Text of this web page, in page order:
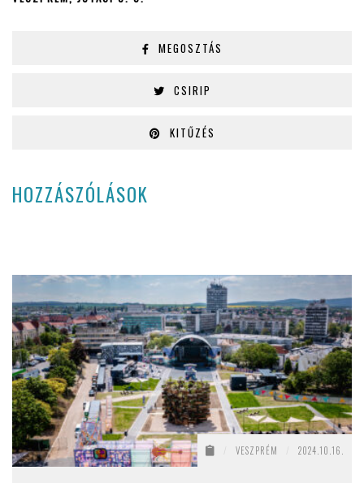
MEGOSZTÁS
CSIRIP
KITŰZÉS
HOZZÁSZÓLÁSOK
VESZPRÉM 2024.10.16.